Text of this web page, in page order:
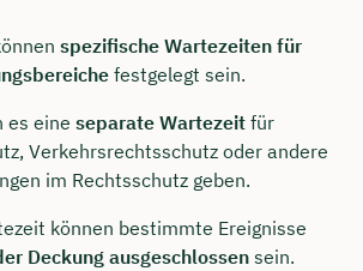
spezifische Wartezeiten für
festgelegt sein.
es eine separate Wartezeit für
Verkehrsrechtsschutz oder andere
im Rechtsschutz geben.
können bestimmte Ereignisse
Deckung ausgeschlossen sein.